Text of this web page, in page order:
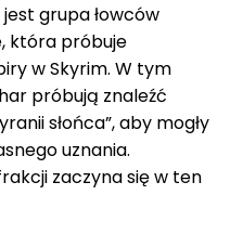
grupa łowców
która próbuje
w Skyrim. W tym
próbują znaleźć
słońca”, aby mogły
uznania.
zaczyna się w ten